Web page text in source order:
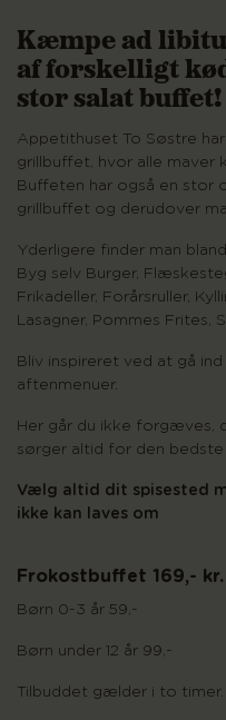
Kæmpe ad
af forskelligt
stor salat buffet!
Appetithuset To Søstre
grillbuffet, hvor alle maver
Buffeten har også en stor
grillbuffet og derudover
Yderligere finder man
Byg selv Burger,
Frikadeller, Forårsruller,
Lasagner, Pommes Frites,
Bliv inspireret ved at gå
aftenmenuer.
Her går du ikke forgæves,
sørger altid for den bedste
Vælg altid dit spisested
ikke kan laves om
Frokostbuffet 169,- kr.
Børn 0-3 år 59,-
Børn under 12 år 99,-
Tilbuddet gælder i to timer.